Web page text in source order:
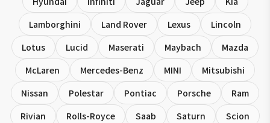
Lamborghini
Land Rover Lexus
Lincoln
Lotus
Lucid Maserati Maybach
Mazda
McLaren
Mercedes-Benz MINI
Mitsubishi
Nissan
Polestar Pontiac Porsche
Ram
Rivian
Rolls-Royce Saab Saturn
Scion